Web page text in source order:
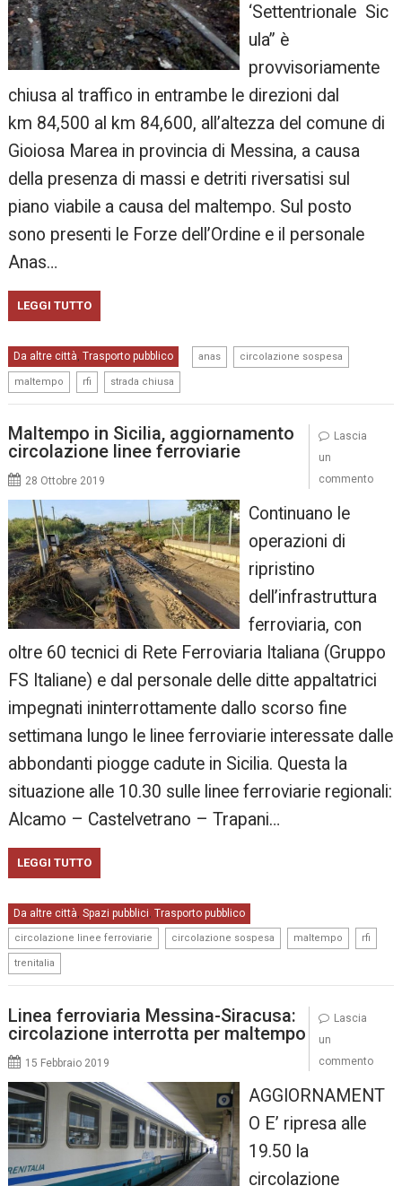
‘Settentrionale Sic
ula” è
provvisoriamente
chiusa al traffico in entrambe le direzioni dal
km 84,500 al km 84,600, all’altezza del comune di
Gioiosa Marea in provincia di Messina, a causa
della presenza di massi e detriti riversatisi sul
piano viabile a causa del maltempo. Sul posto
sono presenti le Forze dell’Ordine e il personale
Anas…
LEGGI TUTTO
Da altre città,Trasporto pubblico anas circolazione sospesa
maltempo rfi strada chiusa
Maltempo in Sicilia, aggiornamento
circolazione linee ferroviarie
28 Ottobre 2019
Continuano le
operazioni di
ripristino
dell’infrastruttura
ferroviaria, con
oltre 60 tecnici di Rete Ferroviaria Italiana (Gruppo
FS Italiane) e dal personale delle ditte appaltatrici
impegnati ininterrottamente dallo scorso fine
settimana lungo le linee ferroviarie interessate dalle
abbondanti piogge cadute in Sicilia. Questa la
situazione alle 10.30 sulle linee ferroviarie regionali:
Alcamo – Castelvetrano – Trapani…
LEGGI TUTTO
Da altre città,Spazi pubblici, Trasporto pubblico
circolazione linee ferroviarie circolazione sospesa maltempo rfi
trenitalia
Lascia
un
commento
Linea ferroviaria Messina-Siracusa:
circolazione interrotta per maltempo
15 Febbraio 2019
AGGIORNAMENT
O E’ ripresa alle
19.50 la
circolazione
Lascia
un
commento